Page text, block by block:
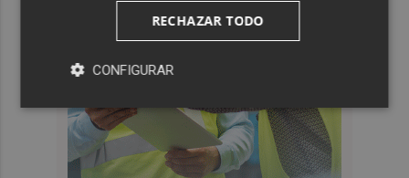
RECHAZAR TODO
CONFIGURAR